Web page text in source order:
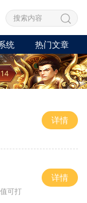
统 热门文章
详情
可打
详情